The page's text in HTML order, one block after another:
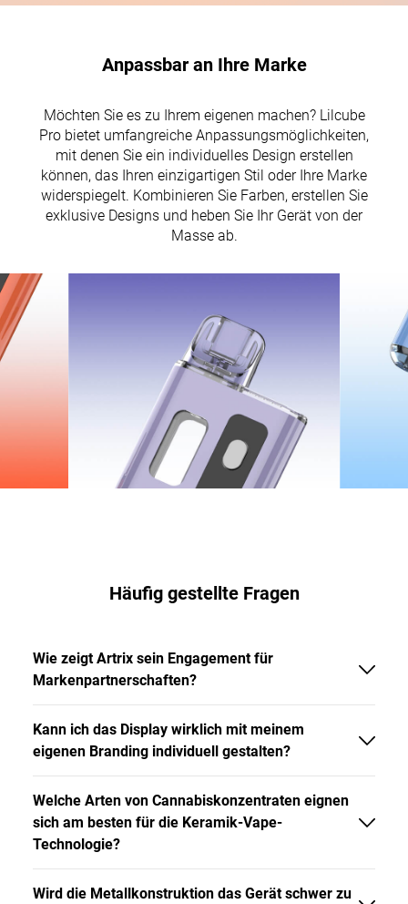
Anpassbar an Ihre Marke
Möchten Sie es zu Ihrem eigenen machen? Lilcube
Pro bietet umfangreiche Anpassungsmöglichkeiten,
mit denen Sie ein individuelles Design erstellen
können, das Ihren einzigartigen Stil oder Ihre Marke
widerspiegelt. Kombinieren Sie Farben, erstellen Sie
exklusive Designs und heben Sie Ihr Gerät von der
Masse ab.
Häufig gestellte Fragen
Wie zeigt Artrix sein Engagement für
Markenpartnerschaften?
Kann ich das Display wirklich mit meinem
eigenen Branding individuell gestalten?
Welche Arten von Cannabiskonzentraten eignen
sich am besten für die Keramik-Vape-
Technologie?
Wird die Metallkonstruktion das Gerät schwer zu